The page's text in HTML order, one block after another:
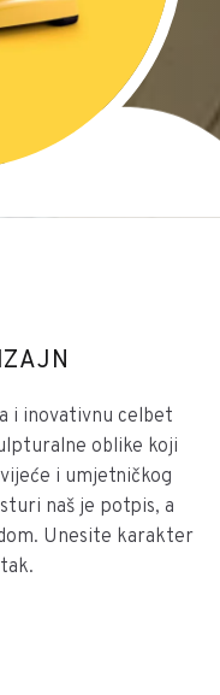
i inovativnu celbet
oblike koji
i umjetničkog
naš je potpis, a
Unesite karakter